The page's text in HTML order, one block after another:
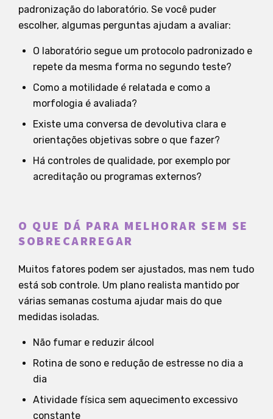
padronização do laboratório. Se você puder
escolher, algumas perguntas ajudam a avaliar:
O laboratório segue um protocolo padronizado e
repete da mesma forma no segundo teste?
Como a motilidade é relatada e como a
morfologia é avaliada?
Existe uma conversa de devolutiva clara e
orientações objetivas sobre o que fazer?
Há controles de qualidade, por exemplo por
acreditação ou programas externos?
O QUE DÁ PARA MELHORAR SEM SE
SOBRECARREGAR
Muitos fatores podem ser ajustados, mas nem tudo
está sob controle. Um plano realista mantido por
várias semanas costuma ajudar mais do que
medidas isoladas.
Não fumar e reduzir álcool
Rotina de sono e redução de estresse no dia a
dia
Atividade física sem aquecimento excessivo
constante